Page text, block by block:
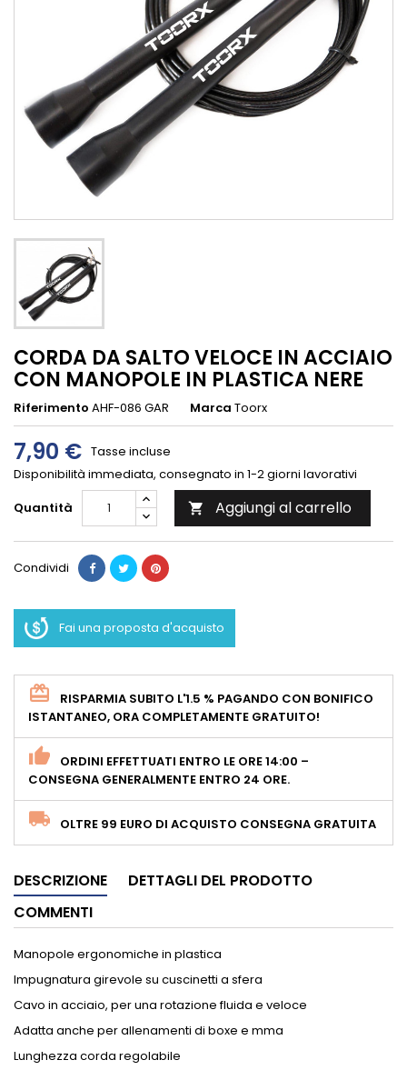
CORDA DA SALTO VELOCE IN ACCIAIO
CON MANOPOLE IN PLASTICA NERE
Riferimento AHF-086 GAR Marca Toorx
7,90 € Tasse incluse
Disponibilità immediata, consegnato in 1-2 giorni lavorativi
Quantità
 Aggiungi al carrello
Condividi
Fai una proposta d'acquisto
RISPARMIA SUBITO L'1.5 % PAGANDO CON BONIFICO
ISTANTANEO, ORA COMPLETAMENTE GRATUITO!
ORDINI EFFETTUATI ENTRO LE ORE 14:00 –
CONSEGNA GENERALMENTE ENTRO 24 ORE.
OLTRE 99 EURO DI ACQUISTO CONSEGNA GRATUITA
DESCRIZIONE
DETTAGLI DEL PRODOTTO
COMMENTI
Manopole ergonomiche in plastica
Impugnatura girevole su cuscinetti a sfera
Cavo in acciaio, per una rotazione fluida e veloce
Adatta anche per allenamenti di boxe e mma
Lunghezza corda regolabile